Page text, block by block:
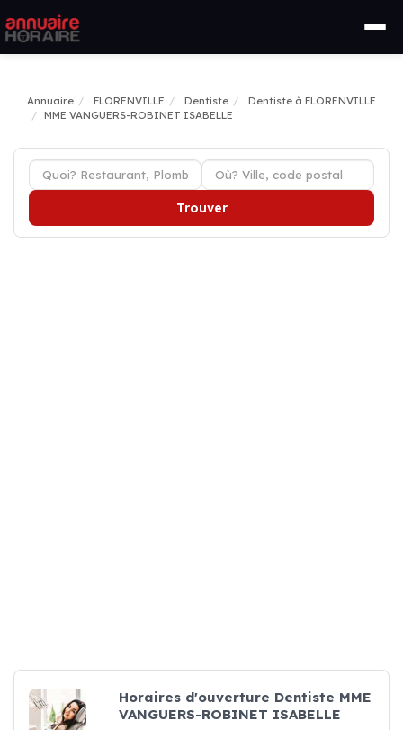
Annuaire FLORENVILLE Dentiste
Dentiste à FLORENVILLE
MME VANGUERS-ROBINET ISABELLE
Trouver
Horaires d'ouverture Dentiste MME
VANGUERS-ROBINET ISABELLE